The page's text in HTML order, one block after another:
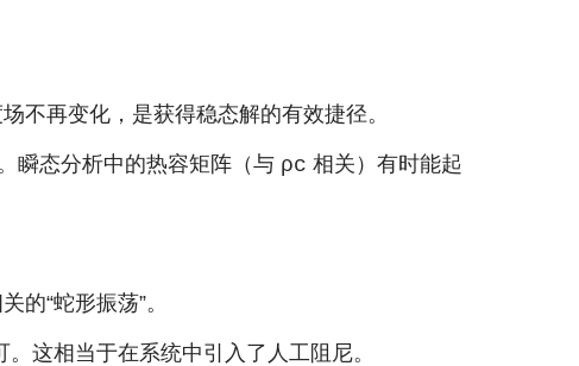
不再变化，是获得稳态解的有效捷径。
瞬态分析中的热容矩阵（与 ρc 相关）有时能起
“蛇形振荡”。
这相当于在系统中引入了人工阻尼。